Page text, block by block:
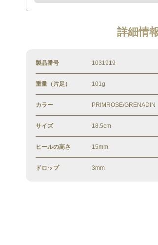
詳細情
製品番号 1031919
重量（片足） 101g
カラー PRIMROSE/GRENADIN
サイズ 18.5cm
ヒールの高さ 15mm
ドロップ 3mm